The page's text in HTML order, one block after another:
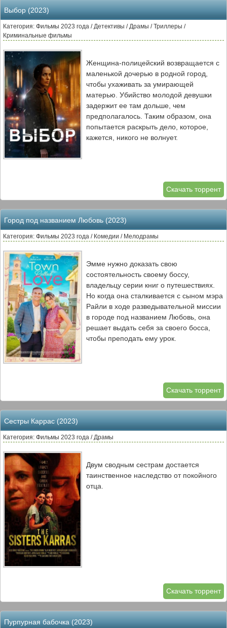
Выбор (2023)
Категория: Фильмы 2023 года / Детективы / Драмы / Триллеры /
Криминальные фильмы
Женщина-полицейский возвращается с
маленькой дочерью в родной город,
чтобы ухаживать за умирающей
матерью. Убийство молодой девушки
задержит ее там дольше, чем
предполагалось. Таким образом, она
попытается раскрыть дело, которое,
кажется, никого не волнует.
Скачать торрент
Город под названием Любовь (2023)
Категория: Фильмы 2023 года / Комедии / Мелодрамы
Эмме нужно доказать свою
состоятельность своему боссу,
владельцу серии книг о путешествиях.
Но когда она сталкивается с сыном мэра
Райли в ходе разведывательной миссии
в городе под названием Любовь, она
решает выдать себя за своего босса,
чтобы преподать ему урок.
Скачать торрент
Сестры Каррас (2023)
Категория: Фильмы 2023 года / Драмы
Двум сводным сестрам достается
таинственное наследство от покойного
отца.
Скачать торрент
Пурпурная бабочка (2023)